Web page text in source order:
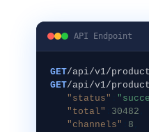
API Endpoint
GET/api/v1/
GET/api/v1/
"status"
"total"
30482
"channels"
8